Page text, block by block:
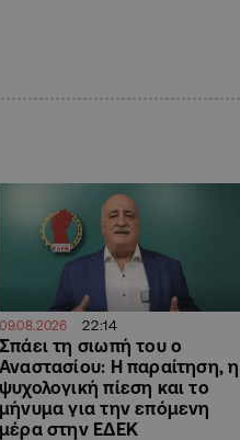
09.08.2026 22:14
Σπάει τη σιωπή του ο
Αναστασίου: Η παραίτηση, η
ψυχολογική πίεση και το
μήνυμα για την επόμενη
μέρα στην ΕΔΕΚ